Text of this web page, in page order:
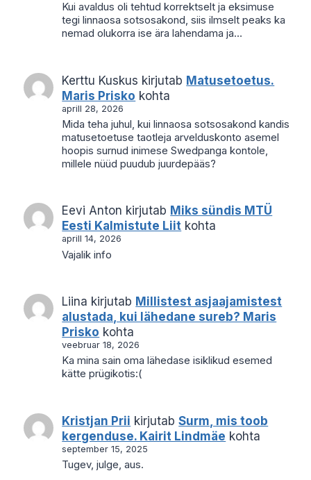
Kui avaldus oli tehtud korrektselt ja eksimuse
tegi linnaosa sotsosakond, siis ilmselt peaks ka
nemad olukorra ise ära lahendama ja…
Kerttu Kuskus kirjutab Matusetoetus.
Maris Prisko kohta
aprill 28, 2026
Mida teha juhul, kui linnaosa sotsosakond kandis
matusetoetuse taotleja arvelduskonto asemel
hoopis surnud inimese Swedpanga kontole,
millele nüüd puudub juurdepääs?
Eevi Anton kirjutab Miks sündis MTÜ
Eesti Kalmistute Liit kohta
aprill 14, 2026
Vajalik info
Liina kirjutab Millistest asjaajamistest
alustada, kui lähedane sureb? Maris
Prisko kohta
veebruar 18, 2026
Ka mina sain oma lähedase isiklikud esemed
kätte prügikotis:(
Kristjan Prii kirjutabSurm, mis toob
kergenduse. Kairit Lindmäe kohta
september 15, 2025
Tugev, julge, aus.